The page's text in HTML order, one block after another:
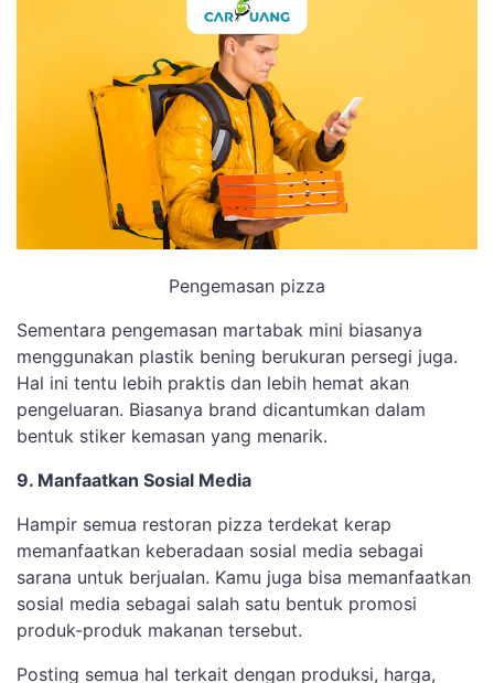
Pengemasan pizza
Sementara pengemasan martabak mini biasanya
menggunakan plastik bening berukuran persegi juga.
Hal ini tentu lebih praktis dan lebih hemat akan
pengeluaran. Biasanya brand dicantumkan dalam
bentuk stiker kemasan yang menarik.
9. Manfaatkan Sosial Media
Hampir semua restoran pizza terdekat kerap
memanfaatkan keberadaan sosial media sebagai
sarana untuk berjualan. Kamu juga bisa memanfaatkan
sosial media sebagai salah satu bentuk promosi
produk-produk makanan tersebut.
Posting semua hal terkait dengan produksi, harga,